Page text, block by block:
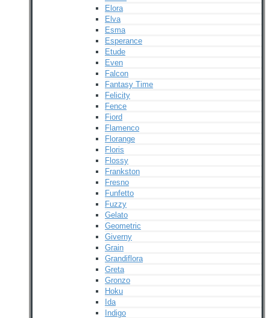
Elora
Elva
Esma
Esperance
Etude
Even
Falcon
Fantasy Time
Felicity
Fence
Fiord
Flamenco
Florange
Floris
Flossy
Frankston
Fresno
Funfetto
Fuzzy
Gelato
Geometric
Giverny
Grain
Grandiflora
Greta
Gronzo
Hoku
Ida
Indigo